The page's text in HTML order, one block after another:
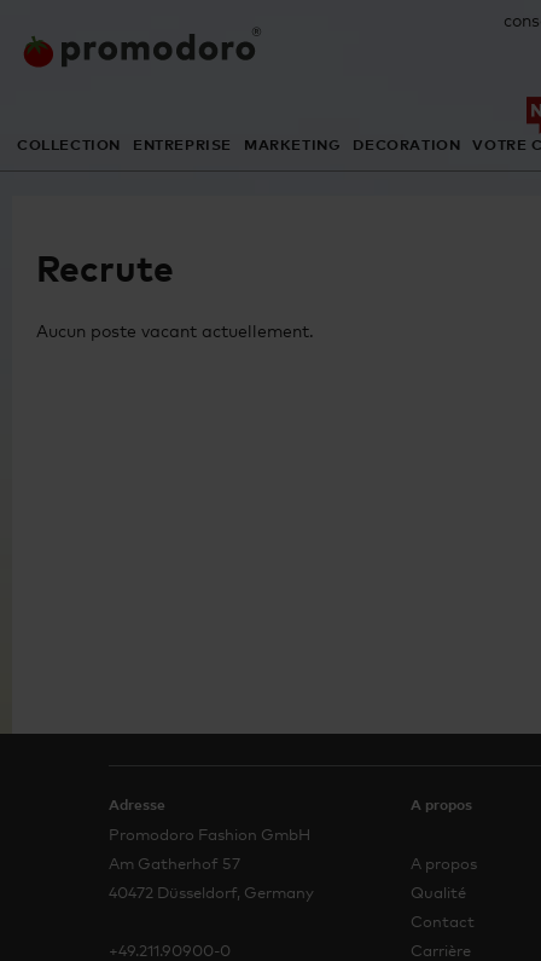
COLLECTION ENTREPRISE MARKETING DECORATION VOTRE
Recrute
Aucun poste vacant actuellement.
Adresse
Promodoro Fashion GmbH
Am Gatherhof 57
40472 Düsseldorf, Germany
+49.211.90900-0
A propos
A propos
Qualité
Contact
Carrière